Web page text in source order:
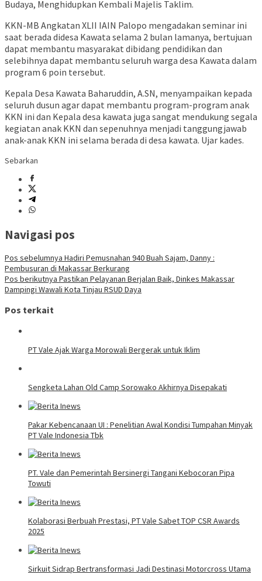
Budaya, Menghidupkan Kembali Majelis Taklim.
KKN-MB Angkatan XLII IAIN Palopo mengadakan seminar ini
saat berada didesa Kawata selama 2 bulan lamanya, bertujuan
dapat membantu masyarakat dibidang pendidikan dan
selebihnya dapat membantu seluruh warga desa Kawata dalam
program 6 poin tersebut.
Kepala Desa Kawata Baharuddin, A.SN, menyampaikan kepada
seluruh dusun agar dapat membantu program-program anak
KKN ini dan Kepala desa kawata juga sangat mendukung segala
kegiatan anak KKN dan sepenuhnya menjadi tanggungjawab
anak-anak KKN ini selama berada di desa kawata. Ujar kades.
Sebarkan
Navigasi pos
Pos sebelumnya Hadiri Pemusnahan 940 Buah Sajam, Danny :
Pembusuran di Makassar Berkurang
Pos berikutnya Pastikan Pelayanan Berjalan Baik, Dinkes Makassar
Dampingi Wawali Kota Tinjau RSUD Daya
Pos terkait
PT Vale Ajak Warga Morowali Bergerak untuk Iklim
Sengketa Lahan Old Camp Sorowako Akhirnya Disepakati
Pakar Kebencanaan UI : Penelitian Awal Kondisi Tumpahan Minyak
PT Vale Indonesia Tbk
PT. Vale dan Pemerintah Bersinergi Tangani Kebocoran Pipa
Towuti
Kolaborasi Berbuah Prestasi, PT Vale Sabet TOP CSR Awards
2025
Sirkuit Sidrap Bertransformasi Jadi Destinasi Motorcross Utama